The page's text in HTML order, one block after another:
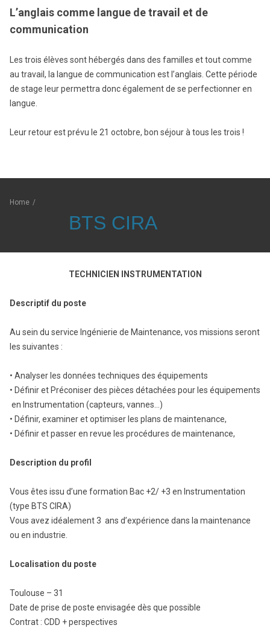
L’anglais comme langue de travail et de
communication
Les trois élèves sont hébergés dans des familles et tout comme
au travail, la langue de communication est l’anglais. Cette période
de stage leur permettra donc également de se perfectionner en
langue.
Leur retour est prévu le 21 octobre, bon séjour à tous les trois !
Home /
BTS CIRA
TECHNICIEN INSTRUMENTATION
Descriptif du poste
Au sein du service Ingénierie de Maintenance, vos missions seront
les suivantes :
• Analyser les données techniques des équipements
• Définir et Préconiser des pièces détachées pour les équipements
en Instrumentation (capteurs, vannes…)
• Définir, examiner et optimiser les plans de maintenance,
• Définir et passer en revue les procédures de maintenance,
Description du profil
Vous êtes issu d’une formation Bac +2/ +3 en Instrumentation
(type BTS CIRA)
Vous avez idéalement 3 ans d’expérience dans la maintenance
ou en industrie.
Localisation du poste
Toulouse – 31
Date de prise de poste envisagée dès que possible
Contrat : CDD + perspectives